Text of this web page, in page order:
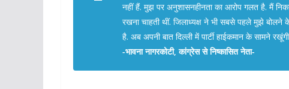
नहीं हैं. मुझ पर अनुशासनहीनता का आरोप गलत है. मैं
रखना चाहती थीं. जिलाध्यक्ष ने भी सबसे पहले मुझे
है. अब अपनी बात दिल्ली में पार्टी हाईकमान के सामने
-भावना नागरकोटी, कांग्रेस से निष्कासित नेता-